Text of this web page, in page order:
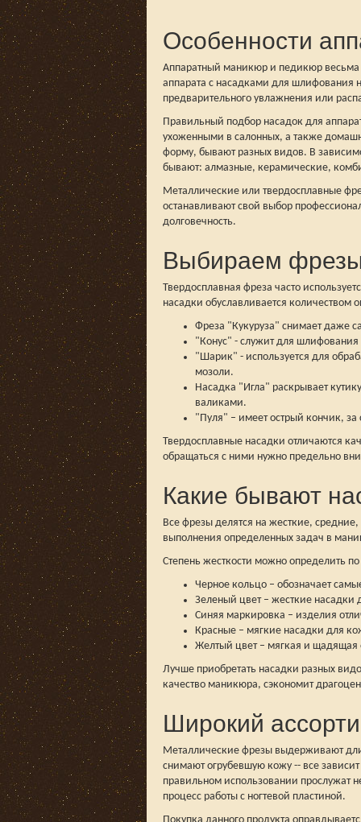
Особенности
Аппаратный маникюр и педикюр весьма
аппарата с насадками для шлифования
предварительного увлажнения или
Правильный подбор насадок для
ухоженными в салонных, а также
форму, бывают разных видов. В
бывают: алмазные, керамические,
Металлические или твердосплавные
останавливают свой выбор
долговечность.
Выбираем
Твердосплавная фреза часто
насадки обуславливается
Фреза "Кукуруза" снимает даже
"Конус" - служит для шлифования
"Шарик" - используется для
мозоли.
Насадка "Игла" раскрывает
валиками.
"Пуля" – имеет острый кончик, за
Твердосплавные насадки отличаются
обращаться с ними нужно предельно
Какие бывают
Все фрезы делятся на жесткие,
выполнения определенных задач в
Степень жесткости можно определить
Черное кольцо – обозначает
Зеленый цвет – жесткие насадки
Синяя маркировка – изделия
Красные – мягкие насадки для
Желтый цвет – мягкая и щадящая
Лучше приобретать насадки разных
качество маникюра, сэкономит
Широкий
Металлические фрезы выдерживают
снимают огрубевшую кожу -- все
правильном использовании прослужат
процесс работы с ногтевой пластиной.